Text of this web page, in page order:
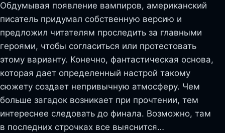
Обдумывая появление вампиров, американский
писатель придумал собственную версию и
предложил читателям проследить за главными
героями, чтобы согласиться или протестовать
этому варианту. Конечно, фантастическая основа,
которая дает определенный настрой такому
сюжету создает непривычную атмосферу. Чем
больше загадок возникает при прочтении, тем
интереснее следовать до финала. Возможно, там
в последних строчках все выяснится…